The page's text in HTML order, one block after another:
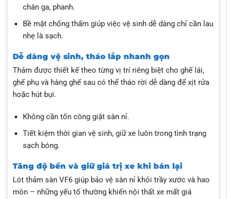
chân ga, phanh.
Bề mặt chống thấm giúp việc vệ sinh dễ dàng chỉ cần lau
nhẹ là sạch.
Dễ dàng vệ sinh, tháo lắp nhanh gọn
Thảm được thiết kế theo từng vị trí riêng biệt cho ghế lái,
ghế phụ và hàng ghế sau có thể tháo rời dễ dàng để xịt rửa
hoặc hút bụi.
Không cần tốn công giặt sàn nỉ.
Tiết kiệm thời gian vệ sinh, giữ xe luôn trong tình trạng
sạch bóng.
Tăng độ bền và giữ giá trị xe khi bán lại
Lót thảm sàn VF6 giúp bảo vệ sàn nỉ khỏi trầy xước và hao
mòn – những yếu tố thường khiến nội thất xe mất giá